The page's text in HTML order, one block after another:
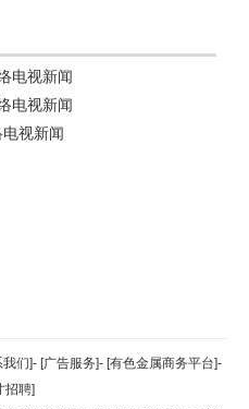
电视新闻
电视新闻
视新闻
顶部
首页
我们]- [广告服务]- [有色金属商务平台]-
招聘]